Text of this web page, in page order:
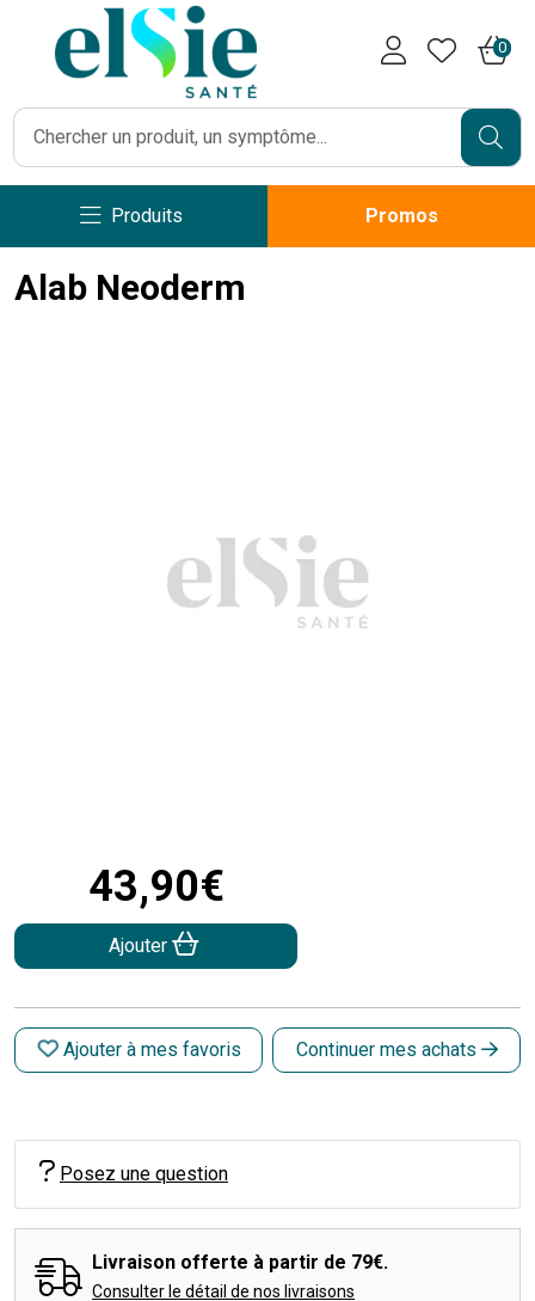
0
Produits Promos
Alab Neoderm
43,90€
Ajouter
Ajouter à mes favoris Continuer mes achats
Posez une question
Livraison offerte à partir de 79€.
Consulter le détail de nos livraisons